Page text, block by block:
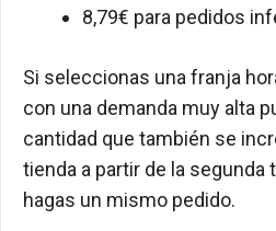
8,79€ para pedidos
Si seleccionas una franja
con una demanda muy alta
cantidad que también se
tienda a partir de la segunda
hagas un mismo pedido.